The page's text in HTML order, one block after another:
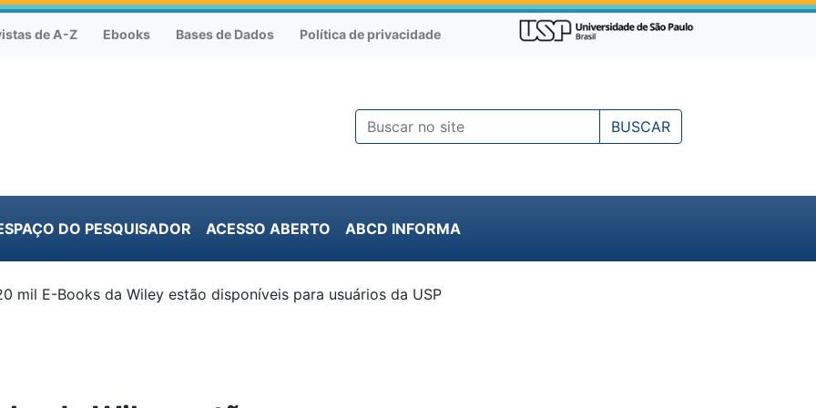
de A-Z Ebooks Bases de Dados Política de privacidade
BUSCAR
DO PESQUISADOR ACESSO ABERTO ABCD INFORMA
mil E-Books da Wiley estão disponíveis para usuários da USP